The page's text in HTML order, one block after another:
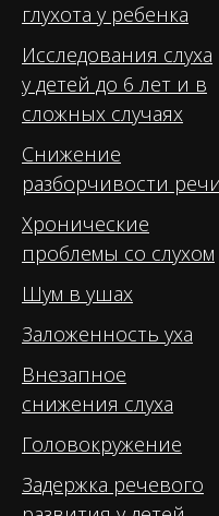
глухота у ребенка
Исследования слуха
у детей до 6 лет и в
сложных случаях
Снижение
разборчивости речи
Хронические
проблемы со слухом
Шум в ушах
Заложенность уха
Внезапное
снижения слуха
Головокружение
Задержка речевого